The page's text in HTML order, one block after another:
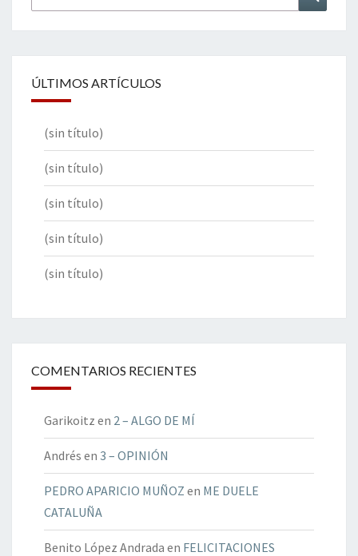
por:
ÚLTIMOS ARTÍCULOS
(sin título)
(sin título)
(sin título)
(sin título)
(sin título)
COMENTARIOS RECIENTES
Garikoitz en 2 – ALGO DE MÍ
Andrés en 3 – OPINIÓN
PEDRO APARICIO MUÑOZ en ME DUELE
CATALUÑA
Benito López Andrada en FELICITACIONES